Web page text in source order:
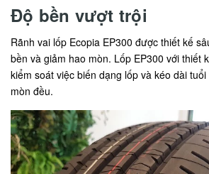
Độ bền vượt trội
Rãnh vai lốp Ecopia EP300 được thiết kế
bền và giảm hao mòn. Lốp EP300 với thiết
kiểm soát việc biến dạng lốp và kéo dài
mòn đều.